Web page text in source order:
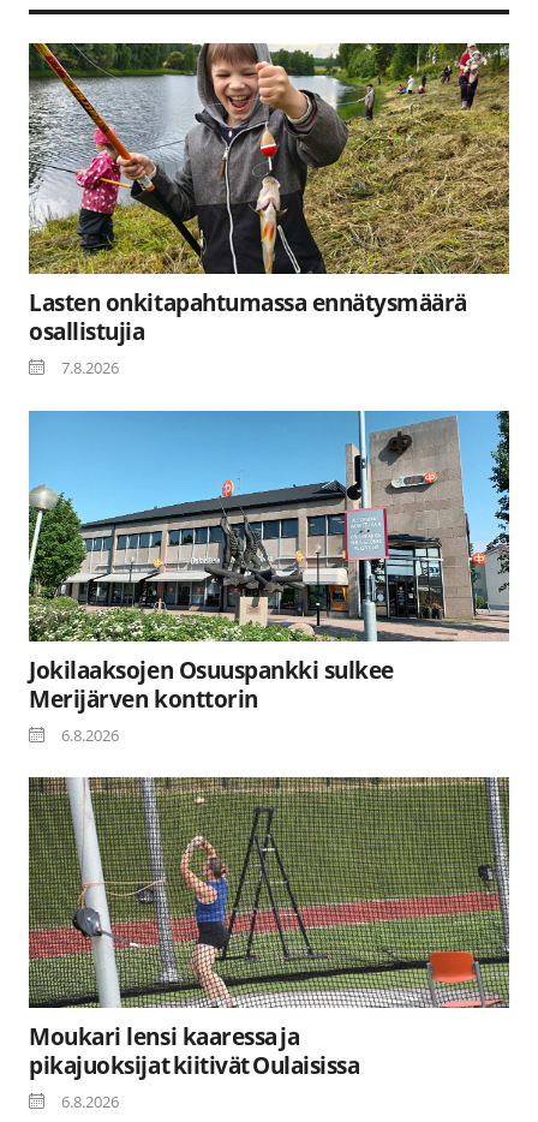
Lasten onkitapahtumassa ennätysmäärä
osallistujia
7.8.2026
Jokilaaksojen Osuuspankki sulkee
Merijärven konttorin
6.8.2026
Moukari lensi kaaressa ja
pikajuoksijat kiitivät Oulaisissa
6.8.2026